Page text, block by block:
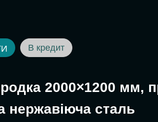
В кредит
2000×1200 мм,
нержавіюча сталь